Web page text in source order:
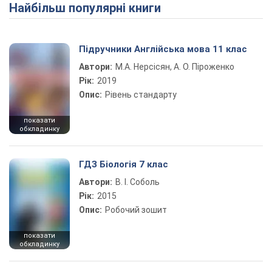
Play Video
Найбільш популярні книги
показати
обкладинку
Підручники Англійська мова 11 клас
Автори: М.А. Нерсісян, А. О. Піроженко
Рік: 2019
Опис: Рівень стандарту
показати
обкладинку
ГДЗ Біологія 7 клас
Автори: В. І. Соболь
Рік: 2015
Опис: Робочий зошит